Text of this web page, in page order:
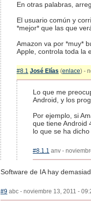
En otras palabras,
El usuario común y
*mejor* que las que
Amazon va por *muy*
Apple, controla toda la
#8.1 José Elías (enlace) -
Lo que me
Android, y los
Por ejemplo, si
que tiene Android
lo que se ha
#8.1.1 anv -
Software de IA hay
#9 abc - noviembre 13, 2011 -